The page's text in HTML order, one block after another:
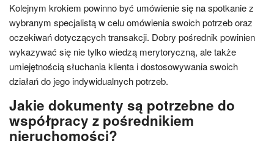
Kolejnym krokiem powinno być umówienie się na spotkanie z
wybranym specjalistą w celu omówienia swoich potrzeb oraz
oczekiwań dotyczących transakcji. Dobry pośrednik powinien
wykazywać się nie tylko wiedzą merytoryczną, ale także
umiejętnością słuchania klienta i dostosowywania swoich
działań do jego indywidualnych potrzeb.
Jakie dokumenty są potrzebne do
współpracy z pośrednikiem
nieruchomości?